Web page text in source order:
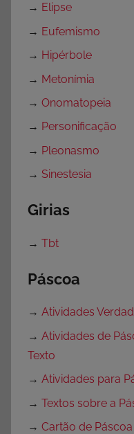
→ Elipse
→ Eufemismo
→ Hipérbole
→ Metonímia
→ Onomatopeia
→ Personificação
→ Pleonasmo
→ Sinestesia
Girias
→ Tbt
Páscoa
→ Atividades
→ Atividades de
Texto
→ Atividades para
→ Textos sobre a
→ Cartão de Páscoa